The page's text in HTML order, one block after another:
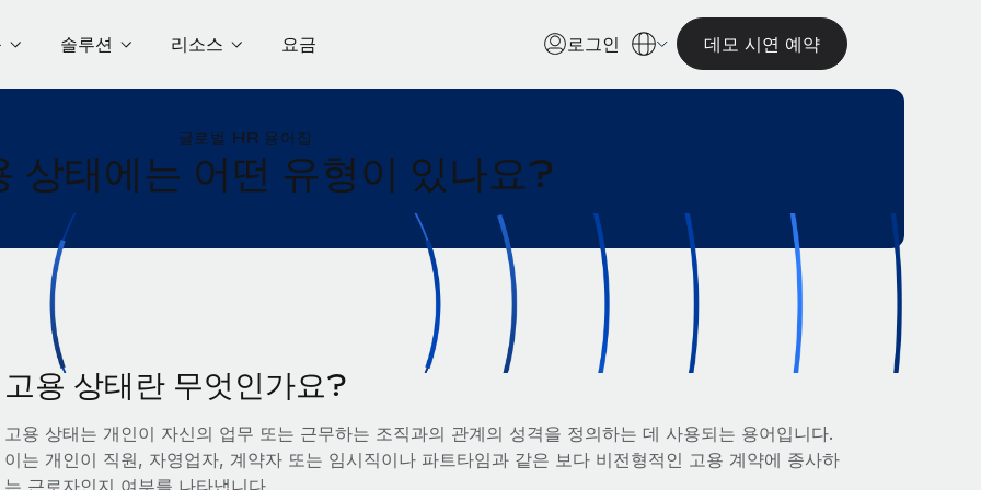
솔루션 리소스 요금 로그인 데모 시연 예약
글로벌 HR 용어집
상태에는 어떤 유형이 있나요?
고용 상태란 무엇인가요?
고용 상태는 개인이 자신의 업무 또는 근무하는 조직과의 관계의 성격을 정의하는 데 사용되는 용어입니다.
이는 개인이 직원, 자영업자, 계약자 또는 임시직이나 파트타임과 같은 보다 비전형적인 고용 계약에 종사하
는 근로자인지 여부를 나타냅니다.